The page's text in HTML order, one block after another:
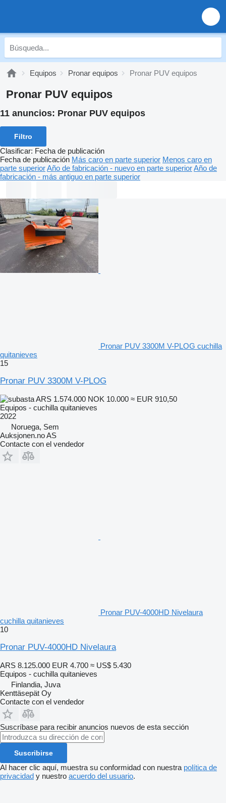
Equipos Pronar equipos Pronar PUV equipos
Pronar PUV equipos
11 anuncios: Pronar PUV equipos
Filtro
Clasificar: Fecha de publicación
Fecha de publicación Más caro en parte superior Menos caro en
parte superiorAño de fabricación - nuevo en parte superiorAño de
fabricación - más antiguo en parte superior
Pronar PUV 3300M V-PLOG cuchilla
quitanieves
15
Pronar PUV 3300M V-PLOG
ARS 1.574.000 NOK 10.000 ≈ EUR 910,50
Equipos - cuchilla quitanieves
2022
Noruega, Sem
Auksjonen.no AS
Contacte con el vendedor
Pronar PUV-4000HD Nivelaura
cuchilla quitanieves
10
Pronar PUV-4000HD Nivelaura
ARS 8.125.000 EUR 4.700 ≈ US$ 5.430
Equipos - cuchilla quitanieves
Finlandia, Juva
Kenttäsepät Oy
Contacte con el vendedor
Suscríbase para recibir anuncios nuevos de esta sección
Suscribirse
Al hacer clic aquí, muestra su conformidad con nuestra política de
privacidad y nuestro acuerdo del usuario.